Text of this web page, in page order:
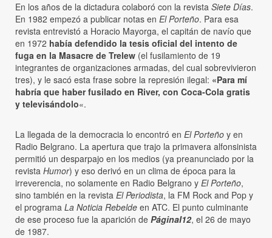
En los años de la dictadura colaboró con la revista Siete Días.
En 1982 empezó a publicar notas en El Porteño. Para esa
revista entrevistó a Horacio Mayorga, el capitán de navío que
en 1972 había defendido la tesis oficial del intento de
fuga en la Masacre de Trelew (el fusilamiento de 19
integrantes de organizaciones armadas, del cual sobrevivieron
tres), y le sacó esta frase sobre la represión ilegal: «Para mí
habría que haber fusilado en River, con Coca-Cola gratis
y televisándolo«.
La llegada de la democracia lo encontró en El Porteño y en
Radio Belgrano. La apertura que trajo la primavera alfonsinista
permitió un desparpajo en los medios (ya preanunciado por la
revista Humor) y eso derivó en un clima de época para la
irreverencia, no solamente en Radio Belgrano y El Porteño,
sino también en la revista El Periodista, la FM Rock and Pop y
el programa La Noticia Rebelde en ATC. El punto culminante
de ese proceso fue la aparición de PáginaI12, el 26 de mayo
de 1987.